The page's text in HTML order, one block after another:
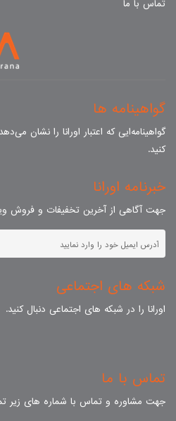
تماس با ما
گواهینامه ها
گواهینامه‌ایی که اعتبار اورانا را نشان
کنید.
خبرنامه اورانا
جهت آگاهی از آخرین تخفیفات و فروش
شبکه های اجتماعی
اورانا را در شبکه های اجتماعی دنبال کنید.
تماس با ما
جهت مشاوره و تماس با شماره های زیر